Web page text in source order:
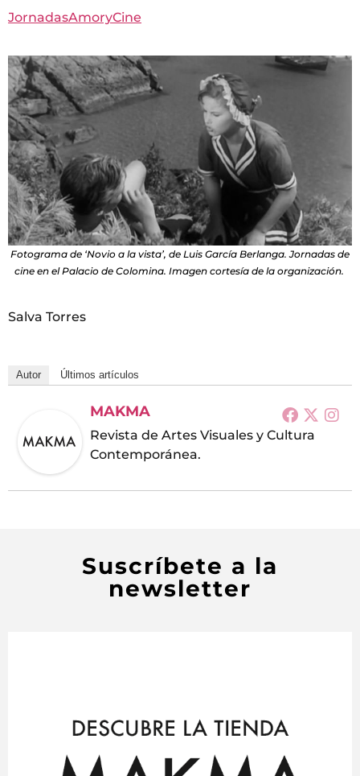
JornadasAmoryCine
Fotograma de ‘Novio a la vista’, de Luis García Berlanga. Jornadas de
cine en el Palacio de Colomina. Imagen cortesía de la organización.
Salva Torres
Autor Últimos artículos
MAKMA
Revista de Artes Visuales y Cultura
Contemporánea.
Suscríbete a la
newsletter